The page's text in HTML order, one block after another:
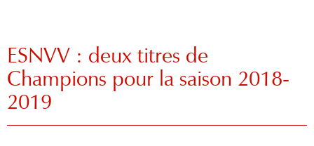
ESNVV : deux titres de
Champions pour la saison 2018-
2019